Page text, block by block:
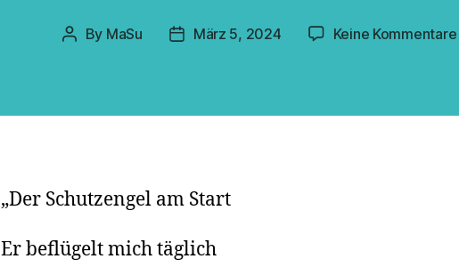
Post
By MaSu
PostMärz 5, 2024 Keine Kommentare
„Der Schutzengel am Start
Er beflügelt mich täglich